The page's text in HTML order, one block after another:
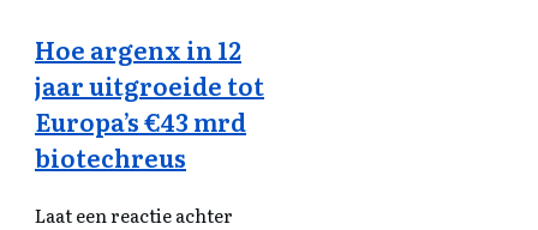
Hoe argenx in 12
jaar uitgroeide tot
Europa’s €43 mrd
biotechreus
Laat een reactie achter